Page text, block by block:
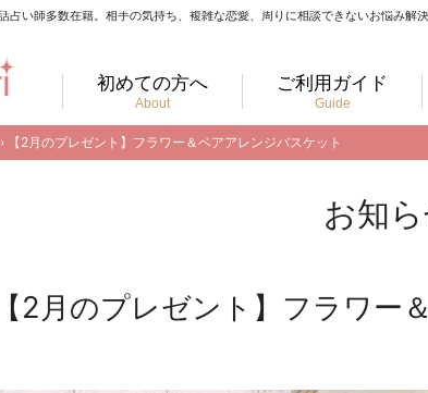
占い師多数在籍。相手の気持ち、複雑な恋愛、周りに相談できないお悩み解決
初めての方へ
About
ご利用ガイド
Guide
› 【2月のプレゼント】フラワー＆ベアアレンジバスケット
お知
【2月のプレゼント】フラワー